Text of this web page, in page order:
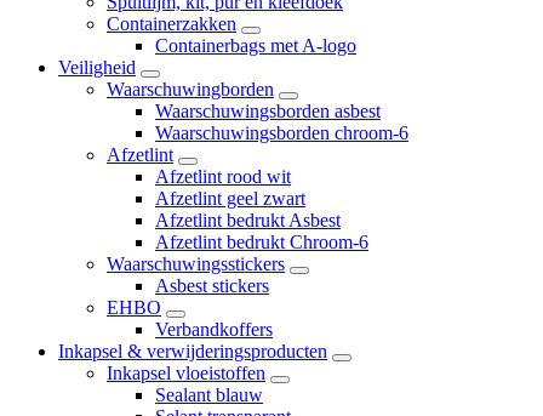
Containerzakken
Containerbags met A-logo
Veiligheid
Waarschuwingborden
Waarschuwingsborden asbest
Waarschuwingsborden chroom-6
Afzetlint
Afzetlint rood wit
Afzetlint geel zwart
Afzetlint bedrukt Asbest
Afzetlint bedrukt Chroom-6
Waarschuwingsstickers
Asbest stickers
EHBO
Verbandkoffers
Inkapsel & verwijderingsproducten
Inkapsel vloeistoffen
Sealant blauw